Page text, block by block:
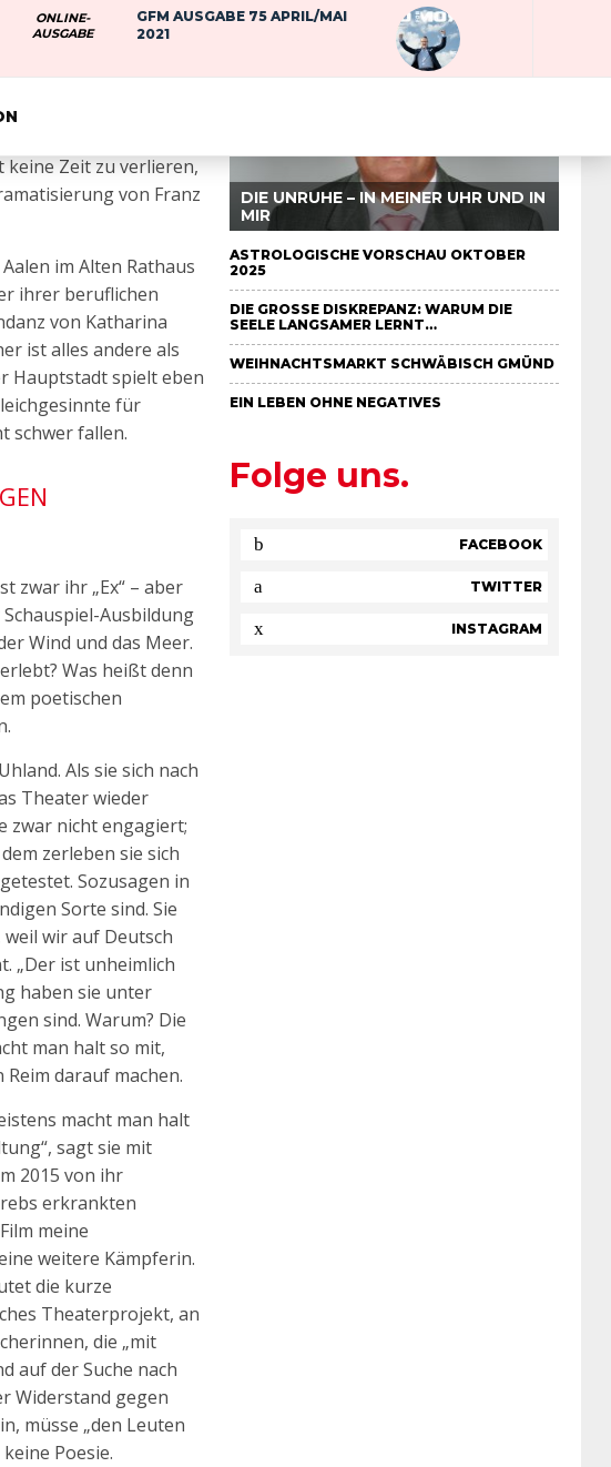
ONLINE-
AUSGABE
GFM AUSGABE 75 APRIL/MAI
2021
LAUT SEIN
Schauspielerin
mit Verzögerung
keine Zeit zu verlieren,
von Franz
im Alten Rathaus
ihrer beruflichen
von Katharina
ist alles andere als
Hauptstadt spielt eben
für
schwer fallen.
zwar ihr „Ex“ – aber
Ausbildung
Wind und das Meer.
Was heißt denn
poetischen
Als sie sich nach
Theater wieder
zwar nicht engagiert;
zerleben sie sich
Sozusagen in
Sorte sind. Sie
wir auf Deutsch
„Der ist unheimlich
haben sie unter
sind. Warum? Die
man halt so mit,
darauf machen.
macht man halt
sagt sie mit
2015 von ihr
erkrankten
meine
weitere Kämpferin.
die kurze
Theaterprojekt, an
die „mit
auf der Suche nach
Widerstand gegen
müsse „den Leuten
Poesie.
DIE UNRUHE – IN MEINER UHR UND IN
MIR
ASTROLOGISCHE VORSCHAU OKTOBER
2025
DIE GROSSE DISKREPANZ: WARUM DIE S
EELE LANGSAMER LERNT…
WEIHNACHTSMARKT SCHWÄBISCH GMÜND
EIN LEBEN OHNE NEGATIVES
Folge uns.
FACEBOOK
TWITTER
INSTAGRAM